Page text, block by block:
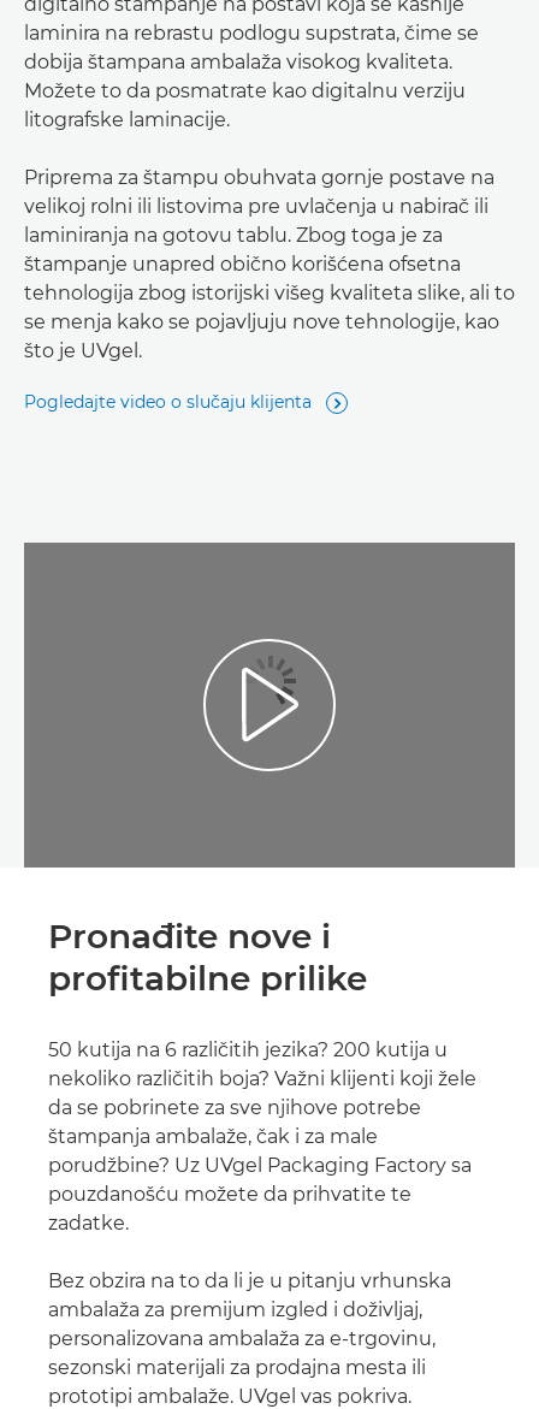
laminira na rebrastu podlogu supstrata, čime se
dobija štampana ambalaža visokog kvaliteta.
Možete to da posmatrate kao digitalnu verziju
litografske laminacije.
Priprema za štampu obuhvata gornje postave na
velikoj rolni ili listovima pre uvlačenja u nabirač ili
laminiranja na gotovu tablu. Zbog toga je za
štampanje unapred obično korišćena ofsetna
tehnologija zbog istorijski višeg kvaliteta slike, ali to
se menja kako se pojavljuju nove tehnologije, kao
što je UVgel.
Pogledajte video o slučaju klijenta 
Play Video
Pronađite nove i
profitabilne prilike
50 kutija na 6 različitih jezika? 200 kutija u
nekoliko različitih boja? Važni klijenti koji žele
da se pobrinete za sve njihove potrebe
štampanja ambalaže, čak i za male
porudžbine? Uz UVgel Packaging Factory sa
pouzdanošću možete da prihvatite te
zadatke.
Bez obzira na to da li je u pitanju vrhunska
ambalaža za premijum izgled i doživljaj,
personalizovana ambalaža za e-trgovinu,
sezonski materijali za prodajna mesta ili
prototipi ambalaže. UVgel vas pokriva.